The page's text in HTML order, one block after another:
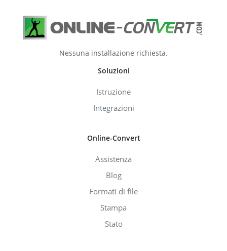
Nessuna installazione richiesta.
Soluzioni
Istruzione
Integrazioni
Online-Convert
Assistenza
Blog
Formati di file
Stampa
Stato